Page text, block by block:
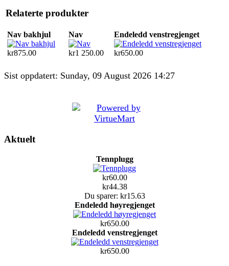
Relaterte produkter
Nav bakhjul
kr875.00
Nav
kr1 250.00
Endeledd venstregjenget
kr650.00
Sist oppdatert: Sunday, 09 August 2026 14:27
Aktuelt
Tennplugg
kr60.00
kr44.38
Du sparer: kr15.63
Endeledd høyregjenget
kr650.00
Endeledd venstregjenget
kr650.00